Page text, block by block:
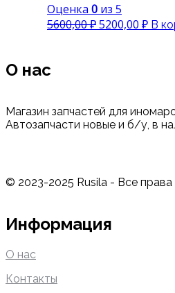
Оценка 0 из 5
5600,00₽5200,00 ₽ В
О нас
Магазин запчастей для
Автозапчасти новые и б/у, в
© 2023-2025 Rusila - Все
Информация
О нас
Контакты